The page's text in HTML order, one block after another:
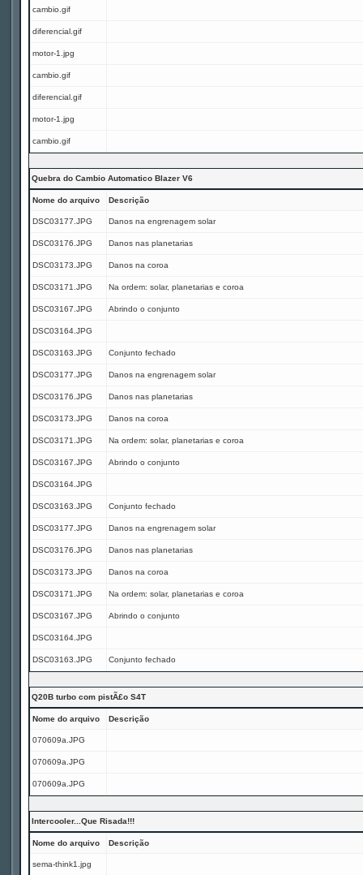
cambio.gif
diferencial.gif
motor-1.jpg
cambio.gif
diferencial.gif
motor-1.jpg
cambio.gif
Quebra do Cambio Automatico Blazer V6
Nome do arquivo Descrição
DSC03177.JPG Danos na engrenagem solar
DSC03176.JPG Danos nas planetarias
DSC03173.JPG Danos na coroa
DSC03171.JPG Na ordem: solar, planetarias e coroa
DSC03167.JPG Abrindo o conjunto
DSC03164.JPG
DSC03163.JPG Conjunto fechado
DSC03177.JPG Danos na engrenagem solar
DSC03176.JPG Danos nas planetarias
DSC03173.JPG Danos na coroa
DSC03171.JPG Na ordem: solar, planetarias e coroa
DSC03167.JPG Abrindo o conjunto
DSC03164.JPG
DSC03163.JPG Conjunto fechado
DSC03177.JPG Danos na engrenagem solar
DSC03176.JPG Danos nas planetarias
DSC03173.JPG Danos na coroa
DSC03171.JPG Na ordem: solar, planetarias e coroa
DSC03167.JPG Abrindo o conjunto
DSC03164.JPG
DSC03163.JPG Conjunto fechado
Q20B turbo com pistÃ£o S4T
Nome do arquivo Descrição
070609a.JPG
070609a.JPG
070609a.JPG
Intercooler...Que Risada!!!
Nome do arquivo Descrição
sema-think1.jpg